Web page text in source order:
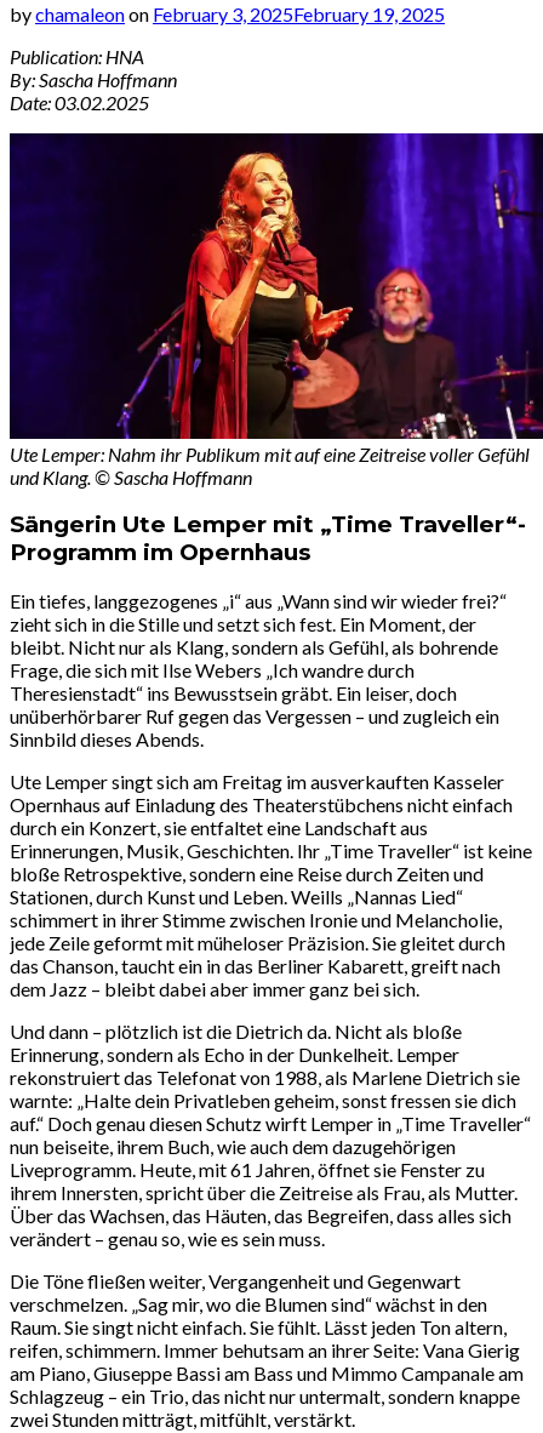
bychamaleonon February 3, 2025February 19, 2025
Publication: HNA
By: Sascha Hoffmann
Date: 03.02.2025
Ute Lemper: Nahm ihr Publikum mit auf eine Zeitreise voller Gefühl
und Klang. © Sascha Hoffmann
Sängerin Ute Lemper mit „Time Traveller“-
Programm im Opernhaus
Ein tiefes, langgezogenes „i“ aus „Wann sind wir wieder frei?“
zieht sich in die Stille und setzt sich fest. Ein Moment, der
bleibt. Nicht nur als Klang, sondern als Gefühl, als bohrende
Frage, die sich mit Ilse Webers „Ich wandre durch
Theresienstadt“ ins Bewusstsein gräbt. Ein leiser, doch
unüberhörbarer Ruf gegen das Vergessen – und zugleich ein
Sinnbild dieses Abends.
Ute Lemper singt sich am Freitag im ausverkauften Kasseler
Opernhaus auf Einladung des Theaterstübchens nicht einfach
durch ein Konzert, sie entfaltet eine Landschaft aus
Erinnerungen, Musik, Geschichten. Ihr „Time Traveller“ ist keine
bloße Retrospektive, sondern eine Reise durch Zeiten und
Stationen, durch Kunst und Leben. Weills „Nannas Lied“
schimmert in ihrer Stimme zwischen Ironie und Melancholie,
jede Zeile geformt mit müheloser Präzision. Sie gleitet durch
das Chanson, taucht ein in das Berliner Kabarett, greift nach
dem Jazz – bleibt dabei aber immer ganz bei sich.
Und dann – plötzlich ist die Dietrich da. Nicht als bloße
Erinnerung, sondern als Echo in der Dunkelheit. Lemper
rekonstruiert das Telefonat von 1988, als Marlene Dietrich sie
warnte: „Halte dein Privatleben geheim, sonst fressen sie dich
auf.“ Doch genau diesen Schutz wirft Lemper in „Time Traveller“
nun beiseite, ihrem Buch, wie auch dem dazugehörigen
Liveprogramm. Heute, mit 61 Jahren, öffnet sie Fenster zu
ihrem Innersten, spricht über die Zeitreise als Frau, als Mutter.
Über das Wachsen, das Häuten, das Begreifen, dass alles sich
verändert – genau so, wie es sein muss.
Die Töne fließen weiter, Vergangenheit und Gegenwart
verschmelzen. „Sag mir, wo die Blumen sind“ wächst in den
Raum. Sie singt nicht einfach. Sie fühlt. Lässt jeden Ton altern,
reifen, schimmern. Immer behutsam an ihrer Seite: Vana Gierig
am Piano, Giuseppe Bassi am Bass und Mimmo Campanale am
Schlagzeug – ein Trio, das nicht nur untermalt, sondern knappe
zwei Stunden mitträgt, mitfühlt, verstärkt.